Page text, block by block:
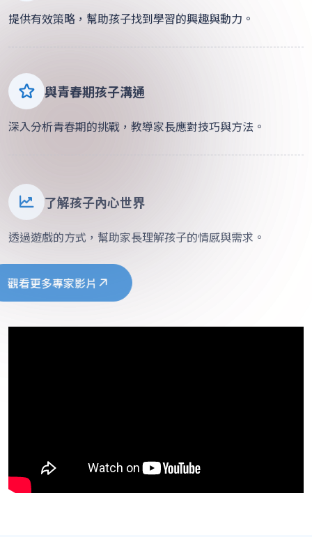
提供有效策略，幫助孩子找到學習的興趣與動力。
與青春期孩子溝通
深入分析青春期的挑戰，教導家長應對技巧與方法。
透過遊戲的方式，幫助家長理解孩子的情感與需求。
觀看更多專家影片